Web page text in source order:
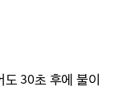
도 30초 후에 불이